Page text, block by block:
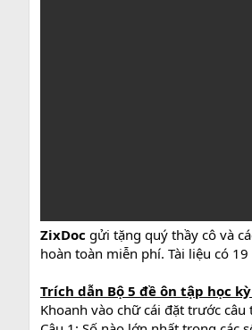
ZixDoc gửi tặng quý thầy cô và
hoàn toàn miễn phí. Tài liệu có
Trích dẫn Bộ 5 đề ôn tập học
Khoanh vào chữ cái đặt trước câu